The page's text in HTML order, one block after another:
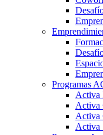
Programas
Activa
Activa
Activa
Activa